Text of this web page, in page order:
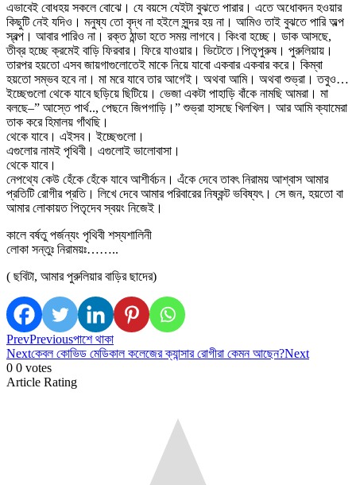
এভাবেই বোধহয় সকলে বোঝে। যে বয়সে যেইটা বুঝতে পারার। এতে অধোবদন হওয়ার
কিছুটি নেই যদিও। মনুষ্য তো বৃদ্ধ না হইলে সুন্দর হয় না। আমিও তাই বুঝতে পারি অল্প
স্বল্প। আবার পারিও না। রক্ত ঠান্ডা হতে সময় লাগবে। কিংবা হচ্ছে। ডাক আসছে,
তীব্র হচ্ছে ক্রমেই বাড়ি ফিরবার। ফিরে যাওয়ার। ভিটেতে।পিতৃপুরুষ। পুরুলিয়ায়।
তারপর হয়তো এসব জায়গাগুলোতেই মাকে নিয়ে যাবো একবার একবার করে। কিম্বা
হয়তো সম্ভব হবে না। মা মরে যাবে তার আগেই। অথবা আমি। অথবা শুভ্রা। তবুও…
ইচ্ছেগুলো থেকে যাবে ছড়িয়ে ছিটিয়ে। ভেজা একটা পাহাড়ি বাঁকে নামছি আমরা। মা
বলছে–” আস্তে পার্থ.., পেছনে জিপগাড়ি।” শুভ্রা হাসছে খিলখিল। আর আমি ক্যামেরা
তাক করে হিমালয় গাঁথছি।
থেকে যাবে। এইসব। ইচ্ছেগুলো।
এগুলোর নামই পৃথিবী। এগুলোই ভালোবাসা।
থেকে যাবে।
নেপথ্যে কেউ হেঁকে হেঁকে যাবে আশীর্বচন। এঁকে দেবে তাবৎ নিরাময় আশ্বাস আমার
প্রতিটি রোগীর প্রতি। লিখে দেবে আমার পরিবারের নিষ্কন্ট ভবিষ্যৎ। সে জন, হয়তো বা
আমার লোকায়ত পিতৃদেব স্বয়ং নিজেই।
কালে বর্ষতু পর্জন্যং পৃথিবী শস্যশালিনী
লোকা সন্তুঃ নিরাময়ঃ……..
( ছবিটা, আমার পুরুলিয়ার বাড়ির ছাদের)
PrevPreviousপাশে থাকা
Nextকেবল কোভিড মেডিকাল কলেজের ক্যান্সার রোগীরা কেমন আছেন?Next
0 0 votes
Article Rating